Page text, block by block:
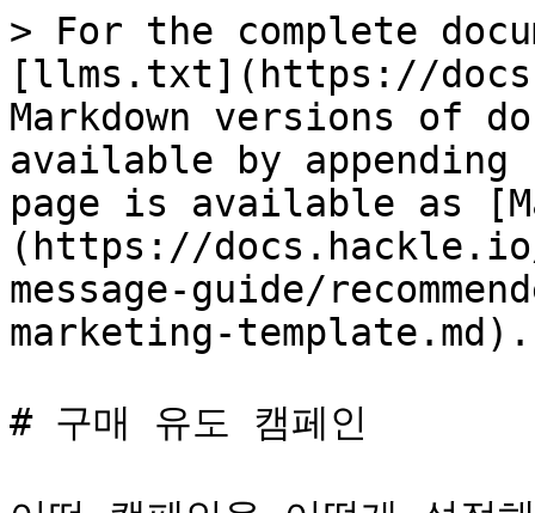
> For the complete
[llms.txt](https://
Markdown versions of
available by
page is available as
(https://
message-guide/
marketing-template.md).
# 구매 유도 캠페인